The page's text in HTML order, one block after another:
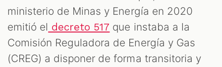
ministerio de Minas y Energía en 2020
emitió el decreto 517 que instaba a la
Comisión Reguladora de Energía y Gas
(CREG) a disponer de forma transitoria y